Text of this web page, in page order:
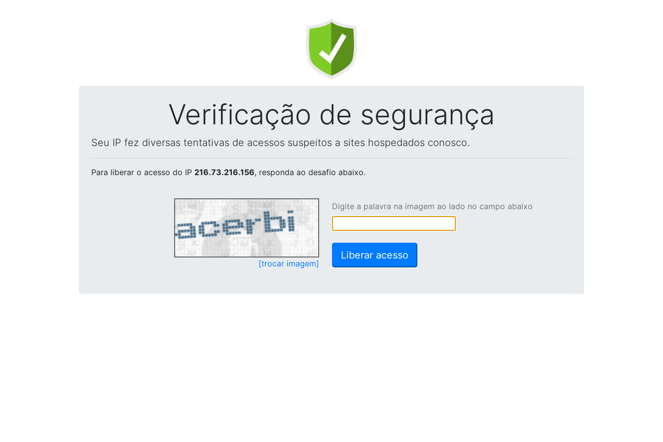
Verificação de segurança
Seu IP fez diversas tentativas de acessos suspeitos a sites hospedados conosco.
Para liberar o acesso do IP 216.73.216.156, responda ao desafio abaixo.
[trocar imagem]
Digite a palavra na imagem ao lado no campo abaixo